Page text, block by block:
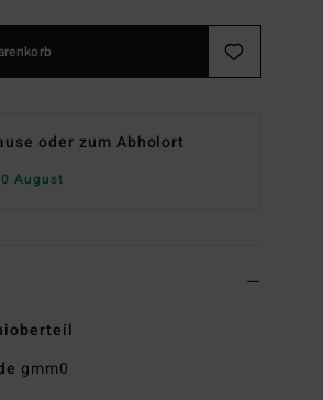
oder zum Abholort
August
gmm0